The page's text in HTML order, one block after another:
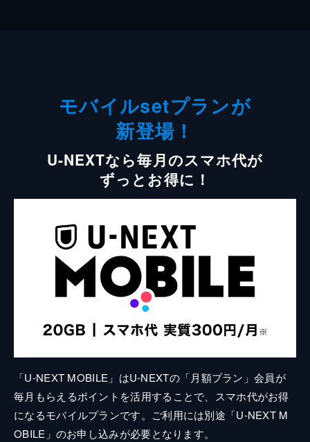
モバイルsetプランが
新登場！
U-NEXTなら毎月のスマホ代が
ずっとお得に！
「U-NEXT MOBILE」はU-NEXTの「月額プラン」会員が
毎月もらえるポイントを活用することで、スマホ代がお得
になるモバイルプランです。ご利用には別途「U-NEXT M
OBILE」のお申し込みが必要となります。